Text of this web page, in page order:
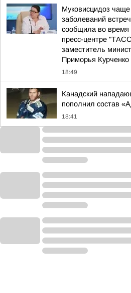
Муковисцидоз
заболеваний
сообщила во время
пресс-центре
заместитель
Приморья Курченко
18:49
Канадский
пополнил состав
18:41